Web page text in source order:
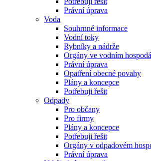
Právní úprava
Voda
Souhrnné informace
Vodní toky
Rybníky a nádrže
Orgány ve vodním
Právní úprava
Opatření obecné povahy
Plány a koncepce
Potřebuji řešit
Odpady
Pro občany
Pro firmy
Plány a koncepce
Potřebuji řešit
Orgány v odpadovém
Právní úprava